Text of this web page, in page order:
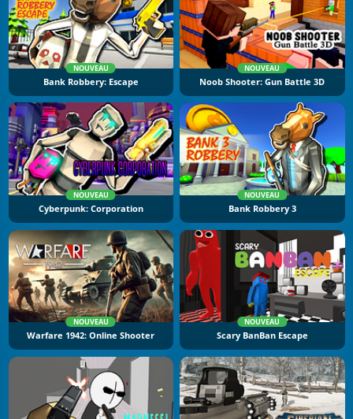
NOUVEAU
Bank Robbery: Escape
NOUVEAU
Noob Shooter: Gun Battle 3D
NOUVEAU
Cyberpunk: Corporation
NOUVEAU
Bank Robbery 3
NOUVEAU
Warfare 1942: Online Shooter
NOUVEAU
Scary BanBan Escape